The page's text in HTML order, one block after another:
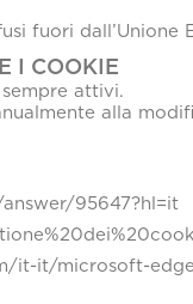
fuori dall’Unione
I COOKIE
attivi.
alla
95647?hl=it
it-it/microsoft-